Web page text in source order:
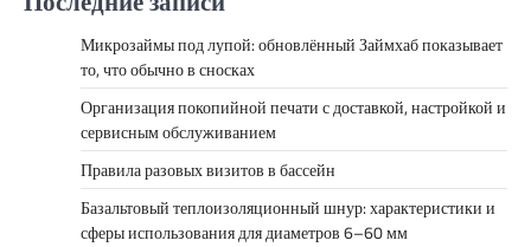
Микрозаймы под лупой: обновлённый Займхаб показывает
то, что обычно в сносках
Организация покопийной печати с доставкой, настройкой и
сервисным обслуживанием
Правила разовых визитов в бассейн
Базальтовый теплоизоляционный шнур: характеристики и
сферы использования для диаметров 6–60 мм